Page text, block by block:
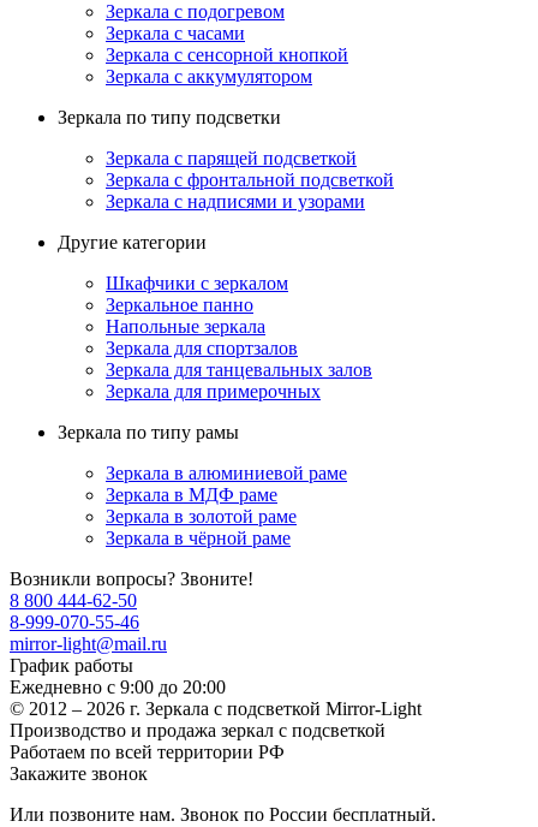
Зеркала с подогревом
Зеркала с часами
Зеркала с сенсорной кнопкой
Зеркала с аккумулятором
Зеркала по типу подсветки
Зеркала с парящей подсветкой
Зеркала с фронтальной подсветкой
Зеркала с надписями и узорами
Другие категории
Шкафчики с зеркалом
Зеркальное панно
Напольные зеркала
Зеркала для спортзалов
Зеркала для танцевальных залов
Зеркала для примерочных
Зеркала по типу рамы
Зеркала в алюминиевой раме
Зеркала в МДФ раме
Зеркала в золотой раме
Зеркала в чёрной раме
Возникли вопросы? Звоните!
8 800 444-62-50
8-999-070-55-46
mirror-light@mail.ru
График работы
Ежедневно с 9:00 до 20:00
© 2012 – 2026 г. Зеркала c подсветкой Mirror-Light
Производство и продажа зеркал с подсветкой
Работаем по всей территории РФ
Закажите звонок
Или позвоните нам. Звонок по России бесплатный.